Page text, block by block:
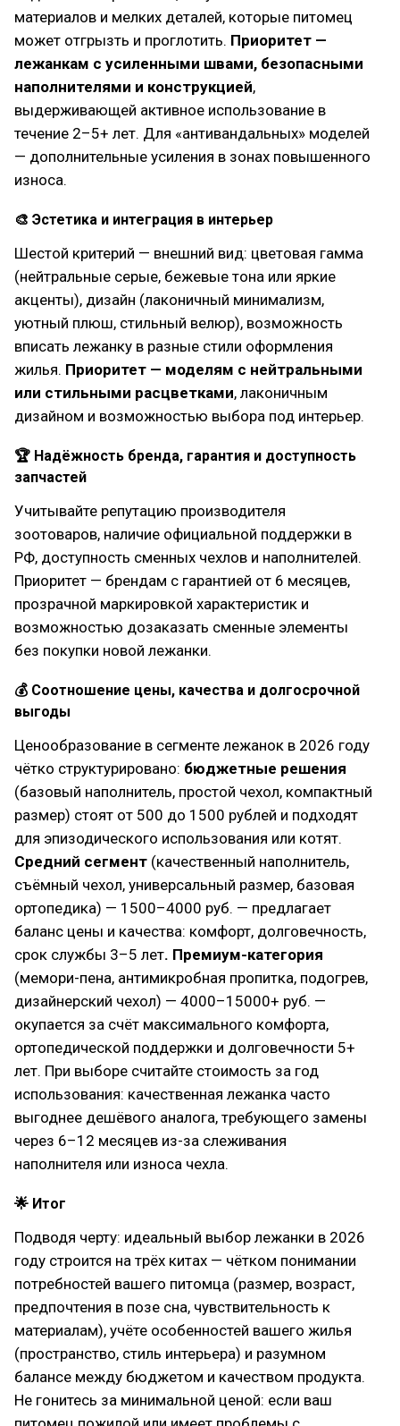
материалов и мелких деталей, которые питомец
может отгрызть и проглотить. Приоритет —
лежанкам с усиленными швами, безопасными
наполнителями и конструкцией,
выдерживающей активное использование в
течение 2–5+ лет. Для «антивандальных» моделей
— дополнительные усиления в зонах повышенного
износа.
🎨 Эстетика и интеграция в интерьер
Шестой критерий — внешний вид: цветовая гамма
(нейтральные серые, бежевые тона или яркие
акценты), дизайн (лаконичный минимализм,
уютный плюш, стильный велюр), возможность
вписать лежанку в разные стили оформления
жилья. Приоритет — моделям с нейтральными
или стильными расцветками, лаконичным
дизайном и возможностью выбора под интерьер.
🏆 Надёжность бренда, гарантия и доступность
запчастей
Учитывайте репутацию производителя
зоотоваров, наличие официальной поддержки в
РФ, доступность сменных чехлов и наполнителей.
Приоритет — брендам с гарантией от 6 месяцев,
прозрачной маркировкой характеристик и
возможностью дозаказать сменные элементы
без покупки новой лежанки.
💰 Соотношение цены, качества и долгосрочной
выгоды
Ценообразование в сегменте лежанок в 2026 году
чётко структурировано: бюджетные решения
(базовый наполнитель, простой чехол, компактный
размер) стоят от 500 до 1500 рублей и подходят
для эпизодического использования или котят.
Средний сегмент (качественный наполнитель,
съёмный чехол, универсальный размер, базовая
ортопедика) — 1500–4000 руб. — предлагает
баланс цены и качества: комфорт, долговечность,
срок службы 3–5 лет. Премиум-категория
(мемори-пена, антимикробная пропитка, подогрев,
дизайнерский чехол) — 4000–15000+ руб. —
окупается за счёт максимального комфорта,
ортопедической поддержки и долговечности 5+
лет. При выборе считайте стоимость за год
использования: качественная лежанка часто
выгоднее дешёвого аналога, требующего замены
через 6–12 месяцев из-за слеживания
наполнителя или износа чехла.
🌟 Итог
Подводя черту: идеальный выбор лежанки в 2026
году строится на трёх китах — чётком понимании
потребностей вашего питомца (размер, возраст,
предпочтения в позе сна, чувствительность к
материалам), учёте особенностей вашего жилья
(пространство, стиль интерьера) и разумном
балансе между бюджетом и качеством продукта.
Не гонитесь за минимальной ценой: если ваш